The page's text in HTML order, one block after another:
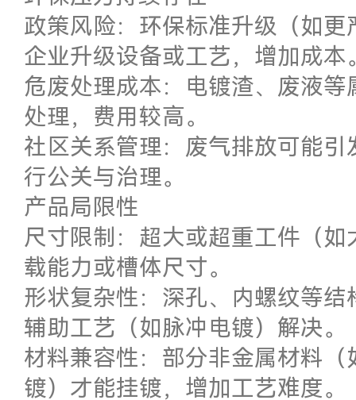
政策风险：环保标准升级（如
企业升级设备或工艺，增加成本
危废处理成本：电镀渣、废液
处理，费用较高。
社区关系管理：废气排放可能
行公关与治理。
产品局限性
尺寸限制：超大或超重工件（
载能力或槽体尺寸。
形状复杂性：深孔、内螺纹等
辅助工艺（如脉冲电镀）解决。
材料兼容性：部分非金属材料
镀）才能挂镀，增加工艺难度。